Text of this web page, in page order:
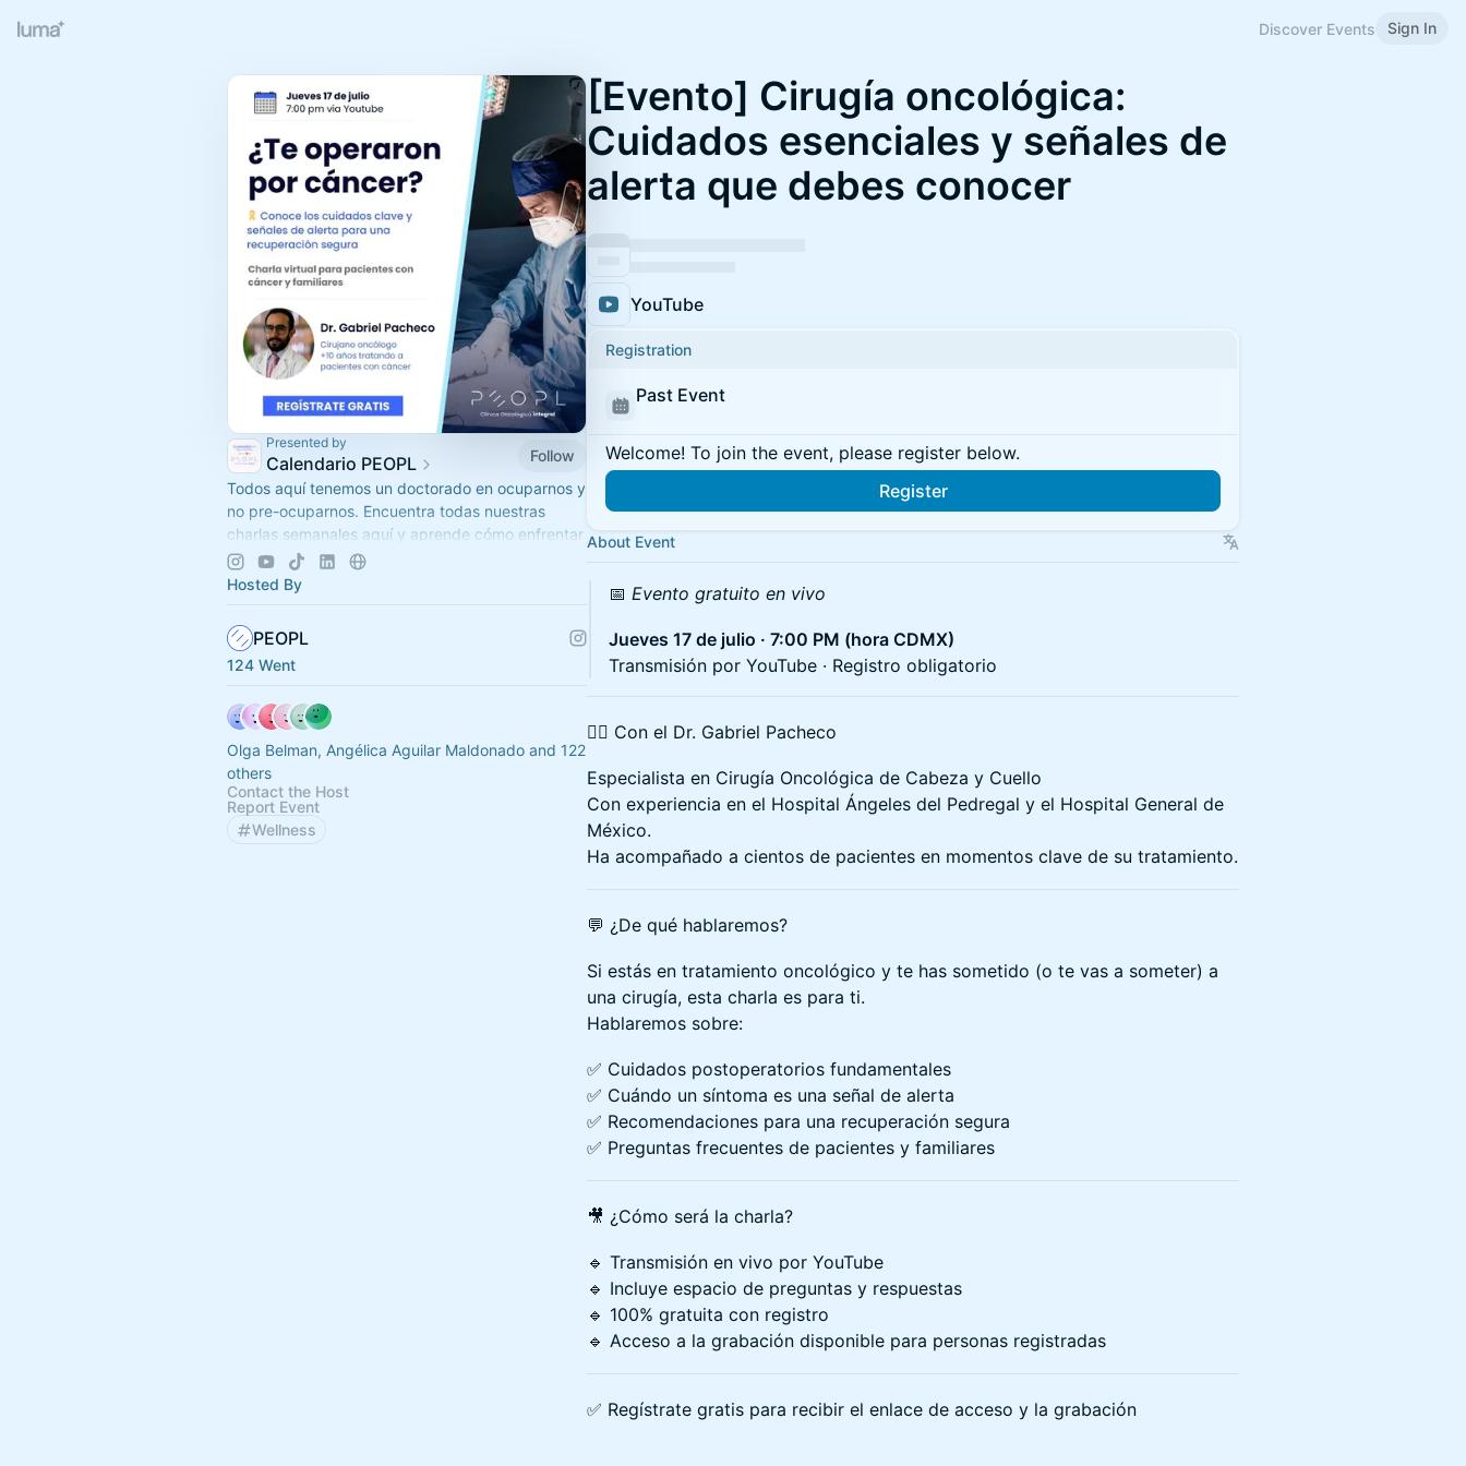
Discover Events Sign In
Presented by
Calendario PEOPL
Follow
Todos aquí tenemos un doctorado en ocuparnos y
no pre-ocuparnos. Encuentra todas nuestras
charlas semanales aquí y aprende cómo enfrentar
el cáncer en cada etapa.
Hosted By
PEOPL
124 Went
Olga Belman, Angélica Aguilar Maldonado and 122
others
Contact the Host
Report Event
Wellness
[Evento] Cirugía oncológica:
Cuidados esenciales y señales de
alerta que debes conocer
YouTube
Registration
Past Event
Welcome! To join the event, please register below.
Register
About Event
📅 Evento gratuito en vivo
Jueves 17 de julio · 7:00 PM (hora CDMX)
Transmisión por YouTube · Registro obligatorio
🧑‍⚕️ Con el Dr. Gabriel Pacheco
Especialista en Cirugía Oncológica de Cabeza y Cuello
Con experiencia en el Hospital Ángeles del Pedregal y el Hospital General de
México.
Ha acompañado a cientos de pacientes en momentos clave de su tratamiento.
💬 ¿De qué hablaremos?
Si estás en tratamiento oncológico y te has sometido (o te vas a someter) a
una cirugía, esta charla es para ti.
Hablaremos sobre:
✅ Cuidados postoperatorios fundamentales
✅ Cuándo un síntoma es una señal de alerta
✅ Recomendaciones para una recuperación segura
✅ Preguntas frecuentes de pacientes y familiares
🎥 ¿Cómo será la charla?
🔹 Transmisión en vivo por YouTube
🔹 Incluye espacio de preguntas y respuestas
🔹 100% gratuita con registro
🔹 Acceso a la grabación disponible para personas registradas
✅ Regístrate gratis para recibir el enlace de acceso y la grabación